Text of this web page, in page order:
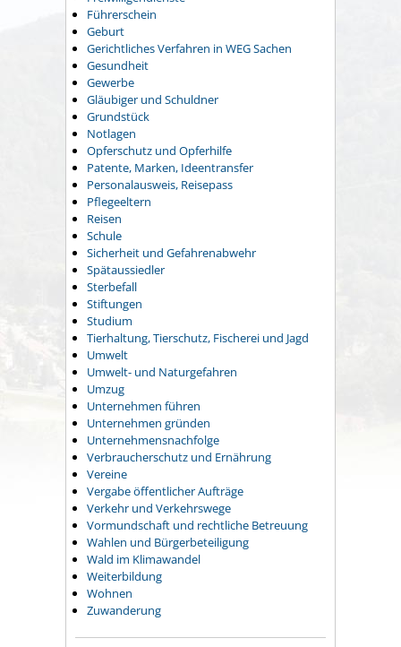
Führerschein
Geburt
Gerichtliches Verfahren in WEG Sachen
Gesundheit
Gewerbe
Gläubiger und Schuldner
Grundstück
Notlagen
Opferschutz und Opferhilfe
Patente, Marken, Ideentransfer
Personalausweis, Reisepass
Pflegeeltern
Reisen
Schule
Sicherheit und Gefahrenabwehr
Spätaussiedler
Sterbefall
Stiftungen
Studium
Tierhaltung, Tierschutz, Fischerei und Jagd
Umwelt
Umwelt- und Naturgefahren
Umzug
Unternehmen führen
Unternehmen gründen
Unternehmensnachfolge
Verbraucherschutz und Ernährung
Vereine
Vergabe öffentlicher Aufträge
Verkehr und Verkehrswege
Vormundschaft und rechtliche Betreuung
Wahlen und Bürgerbeteiligung
Wald im Klimawandel
Weiterbildung
Wohnen
Zuwanderung